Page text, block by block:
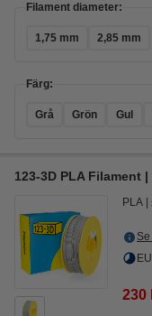
Filament diameter:
1,75 mm 2,85 mm
Färg:
Grå Grön Gul
123-3D PLA Filament
PLA
230